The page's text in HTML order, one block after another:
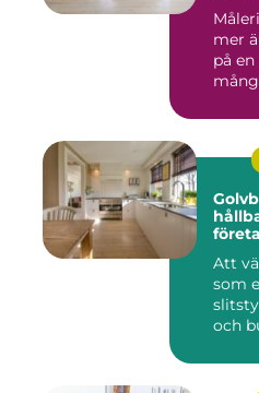
mer
på
Att
som
och